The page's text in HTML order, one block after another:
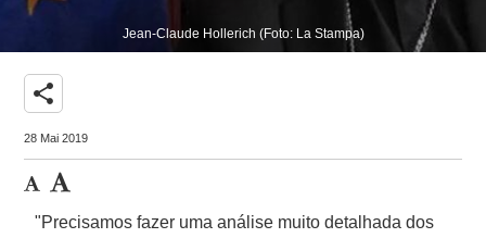
Jean-Claude Hollerich (Foto: La Stampa)
share
28 Mai 2019
"Precisamos fazer uma análise muito detalhada dos